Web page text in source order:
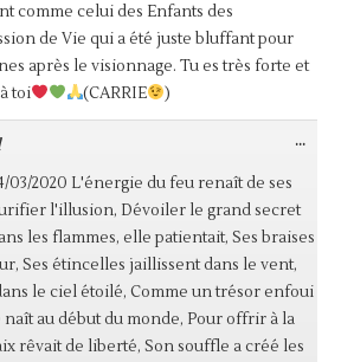
comme celui des Enfants des
de Vie qui a été juste bluffant pour
après le visionnage. Tu es très forte et
toi
(CARRIE )
03/2020 L'énergie du feu renaît de ses
l'illusion, Dévoiler le grand secret
les flammes, elle patientait, Ses braises
Ses étincelles jaillissent dans le vent,
le ciel étoilé, Comme un trésor enfoui
au début du monde, Pour offrir à la
rêvait de liberté, Son souffle a créé les
...